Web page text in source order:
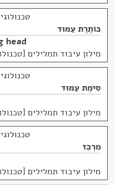
כּוֹתֶרֶת עַמּוּד
head
מילון עיבוד תמלילים
סִיֹּמֶת עַמּוּד
מילון עיבוד תמלילים
מִרְכֵּז
מילון עיבוד תמלילים